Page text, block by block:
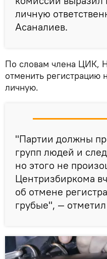
личную
Асаналиев.
По словам члена ЦИК,
отменить регистрацию
личную.
"Партии должны
групп людей и
но этого не
Центризбиркома
об отмене
грубые", —